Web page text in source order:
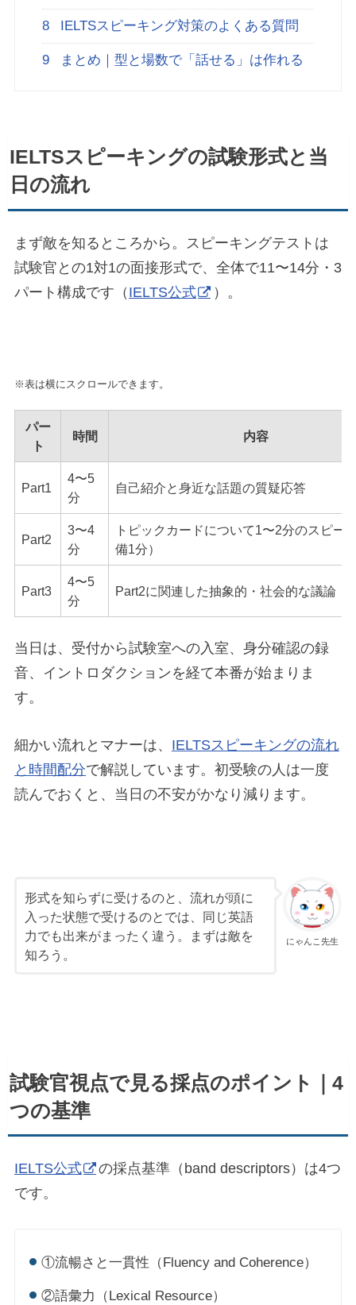
8 IELTSスピーキング対策のよくある質問
9 まとめ｜型と場数で「話せる」は作れる
IELTSスピーキングの試験形式と当
日の流れ
まず敵を知るところから。スピーキングテストは
試験官との1対1の面接形式で、全体で11〜14分・3
パート構成です（ IELTS公式 ）。
※表は横にスクロールできます。
パー
ト
時間 内容
Part1
4〜5
分
自己紹介と身近な話題の質疑応答
Part2
3〜4
分
トピックカードについて1〜2分のスピー
備1分）
Part3
4〜5
分
Part2に関連した抽象的・社会的な議論
当日は、受付から試験室への入室、身分確認の録
音、イントロダクションを経て本番が始まりま
す。
細かい流れとマナーは、 IELTSスピーキングの流れ
と時間配分で解説しています。初受験の人は一度
読んでおくと、当日の不安がかなり減ります。
にゃんこ先生
形式を知らずに受けるのと、流れが頭に
入った状態で受けるのとでは、同じ英語
力でも出来がまったく違う。まずは敵を
知ろう。
試験官視点で見る採点のポイント｜4
つの基準
IELTS公式
の採点基準（band descriptors）は4つ
です。
①流暢さと一貫性（Fluency and Coherence）
②語彙力（Lexical Resource）